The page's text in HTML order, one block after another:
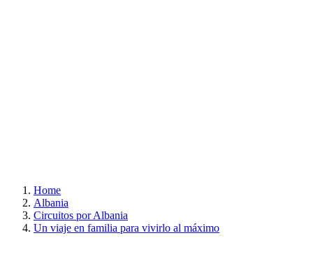
Home
Albania
Circuitos por Albania
Un viaje en familia para vivirlo al máximo